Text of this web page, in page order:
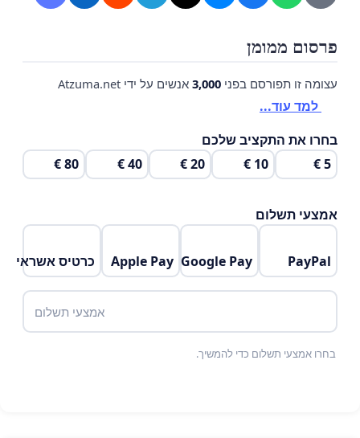
פרסום ממומן
עצומה זו תפורסם בפני 3,000 אנשים על ידי Atzuma.net
למד עוד...
בחרו את התקציב שלכם
5 €
10 €
20 €
40 €
80 €
אמצעי תשלום
PayPal
Google Pay
Apple Pay כרטיס אשראי
אמצעי תשלום
בחרו אמצעי תשלום כדי להמשיך.